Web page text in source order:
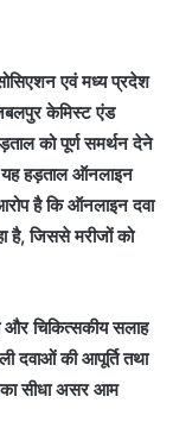
एवं मध्य प्रदेश
केमिस्ट एंड
को पूर्ण समर्थन देने
यह हड़ताल ऑनलाइन
है कि ऑनलाइन दवा
है, जिससे मरीजों को
और चिकित्सकीय सलाह
दवाओं की आपूर्ति तथा
सीधा असर आम